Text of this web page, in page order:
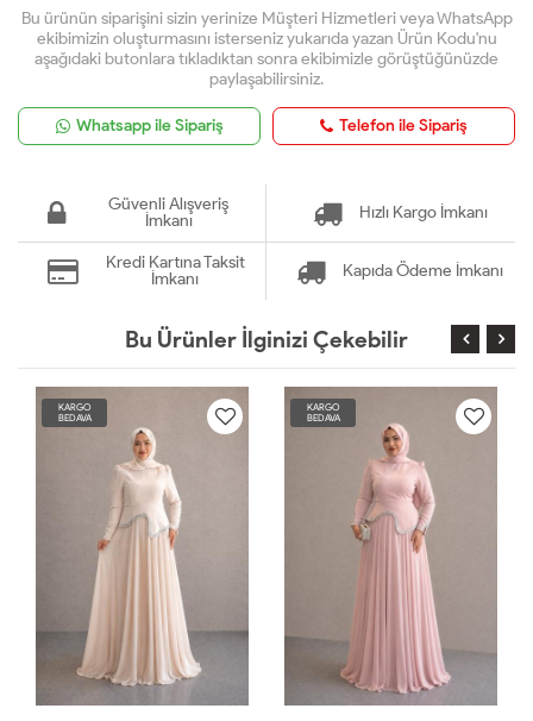
Bu ürünün siparişini sizin yerinize Müşteri Hizmetleri veya WhatsApp
ekibimizin oluşturmasını isterseniz yukarıda yazan Ürün Kodu'nu
aşağıdaki butonlara tıkladıktan sonra ekibimizle görüştüğünüzde
paylaşabilirsiniz.
Whatsapp ile Sipariş Telefon ile Sipariş
Güvenli Alışveriş
İmkanı
Hızlı Kargo İmkanı
Kredi Kartına Taksit
İmkanı
Kapıda Ödeme İmkanı
Bu Ürünler İlginizi Çekebilir
KARGO
BEDAVA
KARGO
BEDAVA